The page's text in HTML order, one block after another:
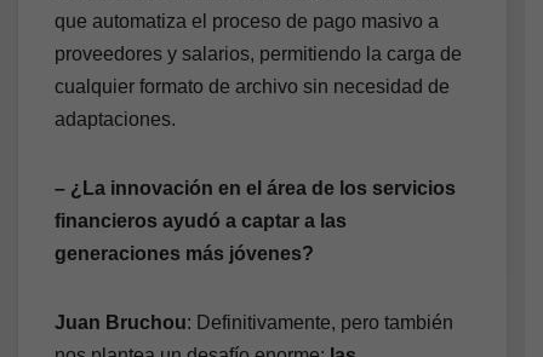
que automatiza el proceso de pago masivo a
proveedores y salarios, permitiendo la carga de
cualquier formato de archivo sin necesidad de
adaptaciones.
– ¿La innovación en el área de los servicios
financieros ayudó a captar a las
generaciones más jóvenes?
Juan Bruchou: Definitivamente, pero también